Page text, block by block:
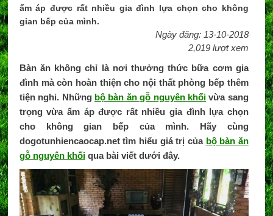
ấm áp được rất nhiều gia đình lựa chọn cho không
gian bếp của mình.
Ngày đăng: 13-10-2018
2,019 lượt xem
Bàn ăn không chỉ là nơi thưởng thức bữa cơm gia
đình mà còn hoàn thiện cho nội thất phòng bếp thêm
tiện nghi. Những bộ bàn ăn gỗ nguyên khối vừa sang
trọng vừa ấm áp được rất nhiều gia đình lựa chọn
cho không gian bếp của mình. Hãy cùng
dogotunhiencaocap.net tìm hiểu giá trị của bộ bàn ăn
gỗ nguyên khốiqua bài viết dưới đây.